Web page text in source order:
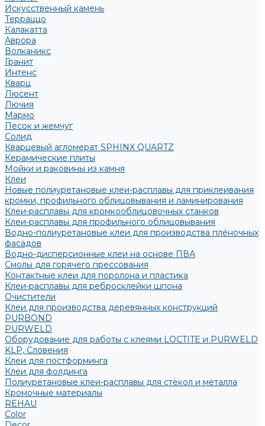
Искусственный камень
Терраццо
Калакатта
Аврора
Волканикс
Гранит
Интенс
Кварц
Люсент
Лючия
Мармо
Песок и жемчуг
Солид
Кварцевый агломерат SPHINX QUARTZ
Керамические плиты
Мойки и раковины из камня
Клеи
Новые полиуретановые клеи-расплавы для приклеивания
кромки, профильного облицовывания и ламинирования
Клеи-расплавы для кромкооблицовочных станков
Клеи-расплавы для профильного облицовывания
Водно-полиуретановые клеи для производства плёночных
фасадов
Водно-дисперсионные клеи на основе ПВА
Смолы для горячего прессования
Контактные клеи для поролона и пластика
Клеи-расплавы для ребросклейки шпона
Очистители
Клеи для производства деревянных конструкций
PURBOND
PURWELD
Оборудование для работы с клеями LOCTITE и PURWELD
KLP, Словения
Клеи для постформинга
Клеи для фолдинга
Полиуретановые клеи-расплавы для стёкол и металла
Кромочные материалы
REHAU
Color